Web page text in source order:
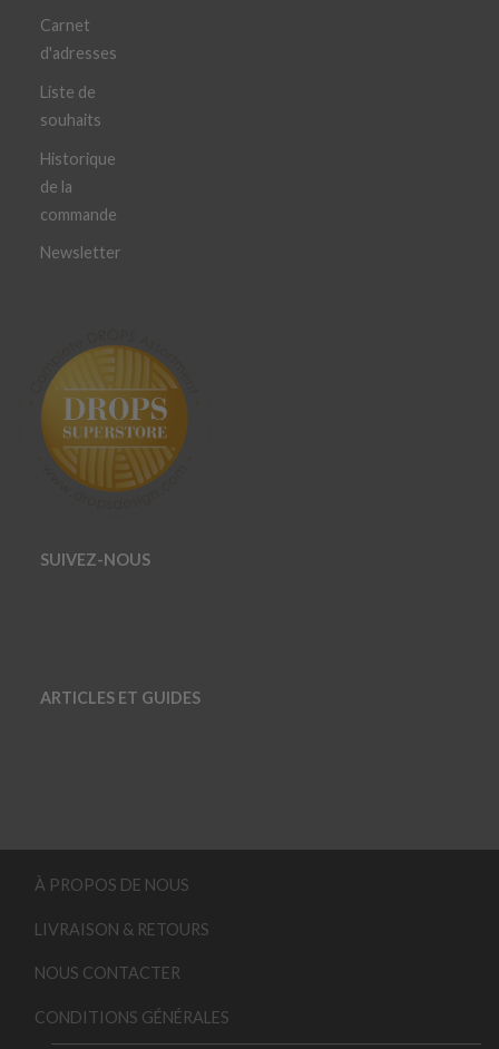
Carnet
d'adresses
Liste de
souhaits
Historique
de la
commande
Newsletter
SUIVEZ-NOUS
ARTICLES ET GUIDES
À PROPOS DE NOUS
LIVRAISON & RETOURS
NOUS CONTACTER
CONDITIONS GÉNÉRALES